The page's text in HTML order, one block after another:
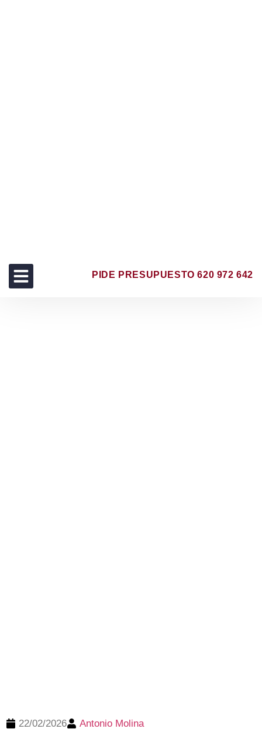
PIDE PRESUPUESTO 620 972 642
22/02/2026 Antonio Molina